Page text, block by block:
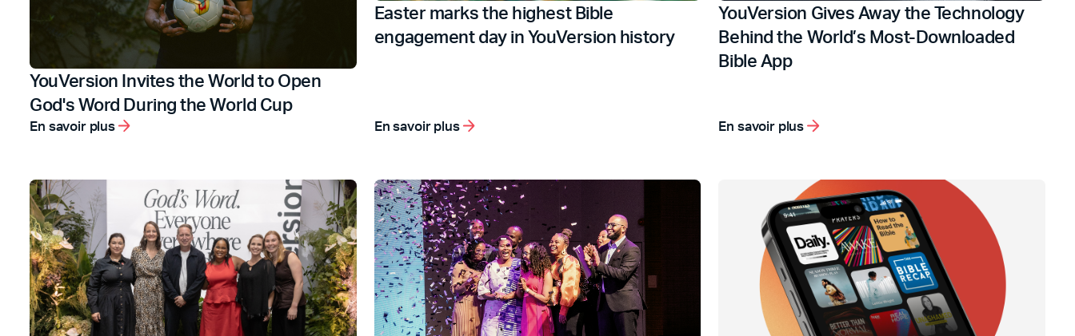
YouVersion Invites the World to Open
God's Word During the World Cup
En savoir plus
Easter marks the highest Bible
engagement day in YouVersion history
En savoir plus
YouVersion Gives Away the Technology
Behind the World’s Most-Downloaded
Bible App
En savoir plus